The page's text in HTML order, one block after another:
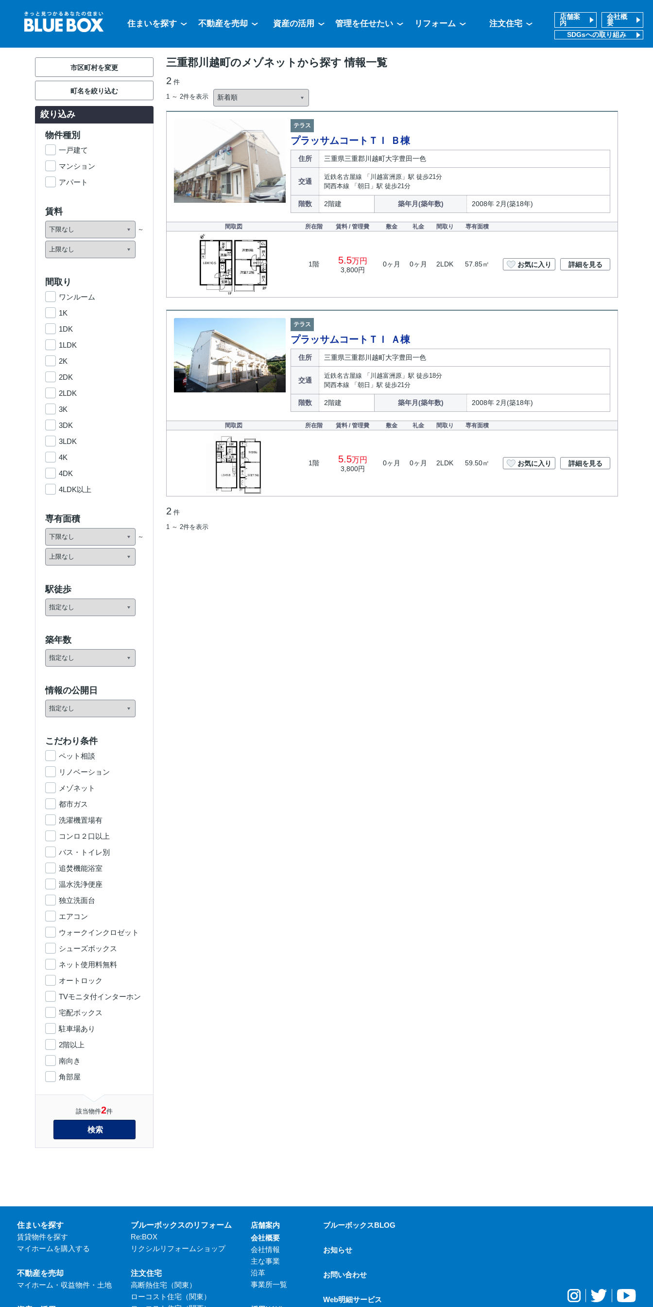
住まいを探す 不動産を売却 資産の活用 管理を任せたい リフォーム 注文住宅
店舗案
内
会社概
要
SDGsへの取り組み
三重郡川越町のメゾネットから探す 情報一覧
2 件
1 ～ 2件を表示
テラス
プラッサムコートＴＩ Ｂ棟
住所 三重県三重郡川越町大字豊田一色
交通
近鉄名古屋線 「川越富洲原」駅 徒歩21分
関西本線 「朝日」駅 徒歩21分
階数 2階建 築年月(築年数) 2008年 2月(築18年)
間取図 所在階 賃料 / 管理費 敷金 礼金 間取り 専有面積
1階 5.5万円
3,800円
0ヶ月 0ヶ月 2LDK 57.85㎡ お気に入り 詳細を見る
テラス
プラッサムコートＴＩ Ａ棟
住所 三重県三重郡川越町大字豊田一色
交通
近鉄名古屋線 「川越富洲原」駅 徒歩18分
関西本線 「朝日」駅 徒歩21分
階数 2階建 築年月(築年数) 2008年 2月(築18年)
間取図 所在階 賃料 / 管理費 敷金 礼金 間取り 専有面積
1階 5.5万円
3,800円
0ヶ月 0ヶ月 2LDK 59.50㎡ お気に入り 詳細を見る
2 件
1 ～ 2件を表示
市区町村を変更
町名を絞り込む
絞り込み
物件種別
一戸建て
マンション
アパート
賃料
間取り
ワンルーム
1K
1DK
1LDK
2K
2DK
2LDK
3K
3DK
3LDK
4K
4DK
4LDK以上
専有面積
駅徒歩
築年数
情報の公開日
こだわり条件
ペット相談
リノベーション
メゾネット
都市ガス
洗濯機置場有
コンロ２口以上
バス・トイレ別
追焚機能浴室
温水洗浄便座
独立洗面台
エアコン
ウォークインクロゼット
シューズボックス
ネット使用料無料
オートロック
TVモニタ付インターホン
宅配ボックス
駐車場あり
2階以上
南向き
角部屋
該当物件2件
検索
住まいを探す
賃貸物件を探す
マイホームを購入する
不動産を売却
マイホーム・収益物件・土地
ブルーボックスのリフォーム
Re:BOX
リクシルリフォームショップ
注文住宅
高断熱住宅（関東）
ローコスト住宅（関東）
店舗案内
会社概要
会社情報
主な事業
沿革
事業所一覧
ブルーボックスBLOG
お知らせ
お問い合わせ
Web明細サービス